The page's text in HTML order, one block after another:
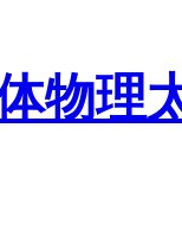
物